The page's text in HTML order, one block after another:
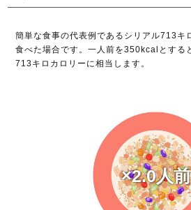
簡単な食事の代表例であるシリアル713キ
食べた場合です。一人前を350kcalとする
713キロカロリーに相当します。
×2.0人前